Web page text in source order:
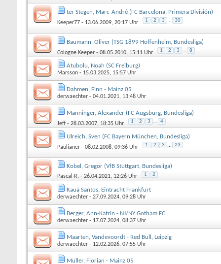
ter Stegen, Marc-André (FC Barcelona, Primera División)
Keeper77 - 13.06.2009, 20:17 Uhr 1 2 3 ... 30
Baumann, Oliver (TSG 1899 Hoffenheim, Bundesliga)
Cologne Keeper - 08.05.2010, 15:11 Uhr 1 2 3 ... 8
Atubolu, Noah (SC Freiburg)
Marsson - 15.03.2025, 15:57 Uhr
Dahmen, Finn - Mainz 05
derwaechter - 04.01.2021, 13:48 Uhr
Manninger, Alexander (FC Augsburg, Bundesliga)
Jeff - 28.03.2007, 18:35 Uhr 1 2 3 ... 4
Ulreich, Sven (FC Bayern München, Bundesliga)
Paulianer - 08.02.2008, 09:36 Uhr 1 2 3 ... 23
Kobel, Gregor (VfB Stuttgart, Bundesliga)
Pascal R. - 26.04.2021, 12:26 Uhr 1 2
Kauã Santos, Eintracht Frankfurt
derwaechter - 27.09.2024, 09:28 Uhr
Berger, Ann-Katrin - NJ/NY Gotham FC
derwaechter - 17.07.2024, 08:37 Uhr
Maarten, Vandevoordt - Red Bull, Leipzig
derwaechter - 12.02.2026, 07:55 Uhr
Müller, Florian - Mainz 05